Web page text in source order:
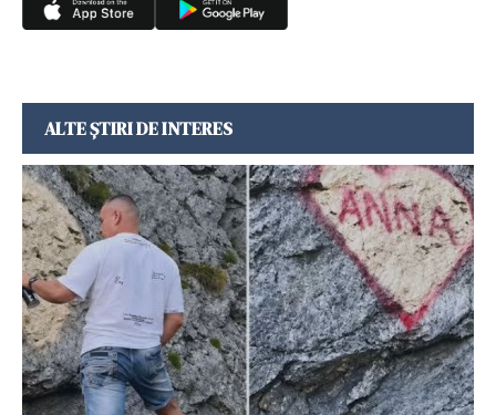
ALTE ȘTIRI DE INTERES